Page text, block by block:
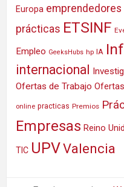
Europa emprendedores
prácticas ETSINF
Empleo GeeksHubs hp IA
internacional
Ofertas de Trabajo
online practicas Premios
Empresas Reino
TIC UPVValencia